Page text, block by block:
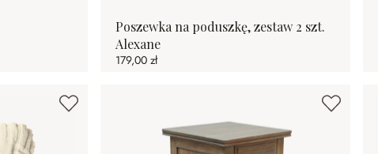
Poszewka na poduszkę, zestaw 2 szt.
Alexane
179,00 zł